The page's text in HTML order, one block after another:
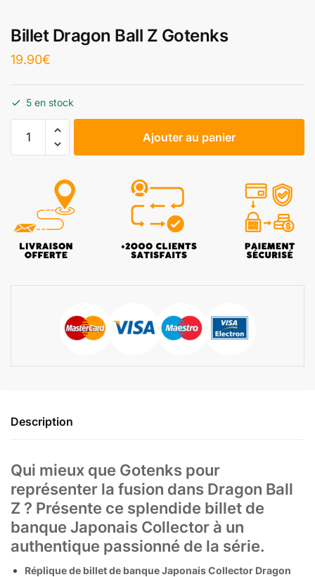
Billet Dragon Ball Z Gotenks
19.90€
5 en stock
Ajouter au panier
Description
Qui mieux que Gotenks pour
représenter la fusion dans Dragon Ball
Z ? Présente ce splendide billet de
banque Japonais Collector à un
authentique passionné de la série.
Réplique de billet de banque Japonais Collector Dragon